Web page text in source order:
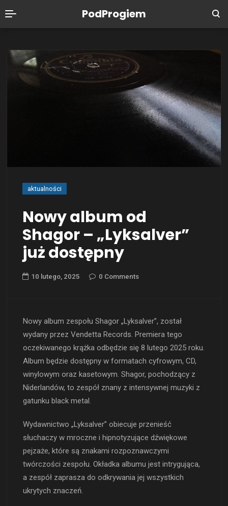
PodProgiem
aktualności
Nowy album od
Shagor – „Lyksalver”
już dostępny
10 lutego, 2025 0 Comments
Nowy album zespołu Shagor „Lyksalver”, został
wydany przez Vendetta Records. Premiera tego
oczekiwanego krążka odbędzie się 8 lutego 2025 roku.
Album będzie dostępny w formatach cyfrowym, CD,
winylowym oraz kasetowym. Shagor, pochodzący z
Niderlandów, to zespół znany z intensywnej muzyki z
gatunku black metal.
Wydawnictwo „Lyksalver” obiecuje przenieść
słuchaczy w mroczne i hipnotyzujące dźwiękowe
pejzaże, które są znakami rozpoznawczymi
twórczości zespołu. Okładka albumu jest intrygująca,
a zespół zaprasza do odkrywania jej wszystkich
ukrytych znaczeń.